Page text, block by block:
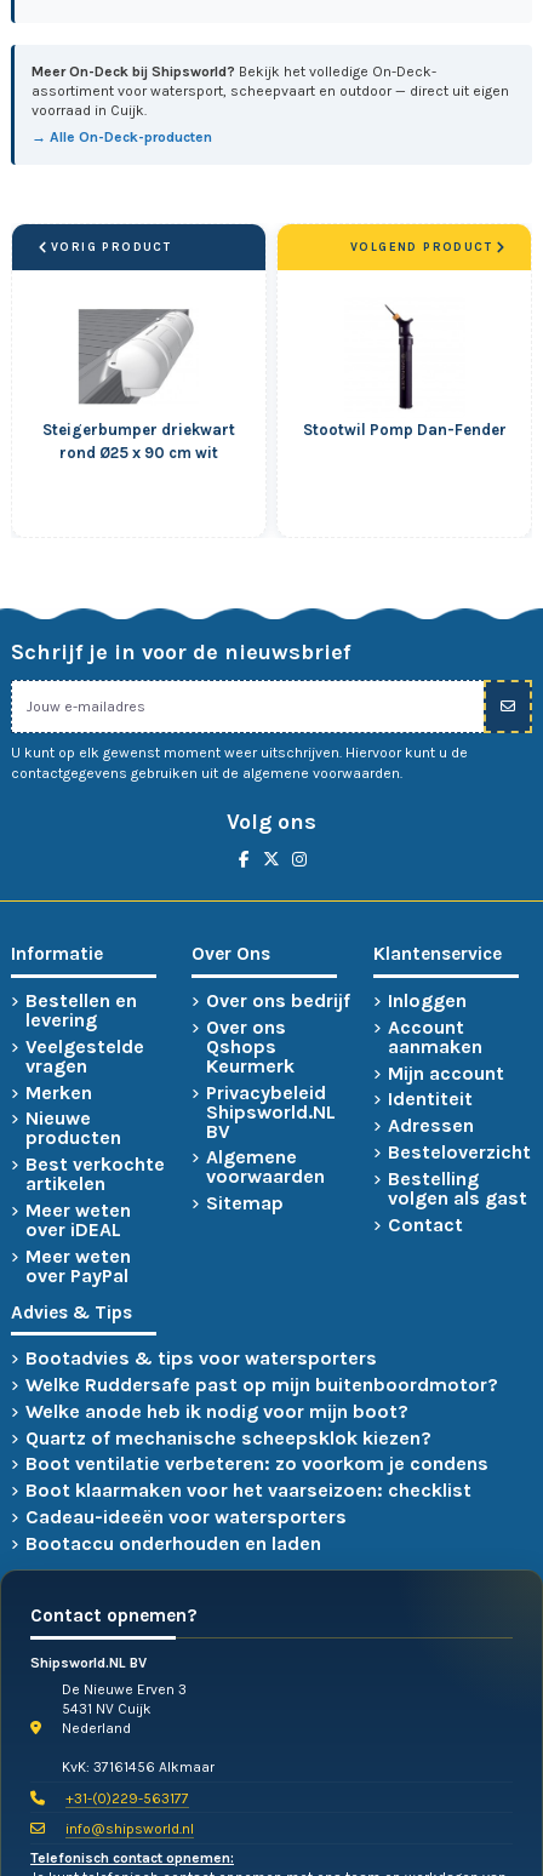
Meer On-Deck bij Shipsworld? Bekijk het volledige On-Deck-
assortiment voor watersport, scheepvaart en outdoor — direct uit eigen
voorraad in Cuijk.
→ Alle On-Deck-producten
VORIG PRODUCT
Steigerbumper driekwart
rond Ø25 x 90 cm wit
Stootwil Pomp Dan-Fender
VOLGEND PRODUCT
Schrijf je in voor de nieuwsbrief
U kunt op elk gewenst moment weer uitschrijven. Hiervoor kunt u de
contactgegevens gebruiken uit de algemene voorwaarden.
Volg ons
Informatie
Bestellen en
levering
Veelgestelde
vragen
Merken
Nieuwe
producten
Best verkochte
artikelen
Meer weten
over iDEAL
Meer weten
over PayPal
Over Ons
Over ons bedrijf
Over ons
Qshops
Keurmerk
Privacybeleid
Shipsworld.NL
BV
Algemene
voorwaarden
Sitemap
Klantenservice
Inloggen
Account
aanmaken
Mijn account
Identiteit
Adressen
Besteloverzicht
Bestelling
volgen als gast
Contact
Advies & Tips
Bootadvies & tips voor watersporters
Welke Ruddersafe past op mijn buitenboordmotor?
Welke anode heb ik nodig voor mijn boot?
Quartz of mechanische scheepsklok kiezen?
Boot ventilatie verbeteren: zo voorkom je condens
Boot klaarmaken voor het vaarseizoen: checklist
Cadeau-ideeën voor watersporters
Bootaccu onderhouden en laden
Contact opnemen?
Shipsworld.NL BV
De Nieuwe Erven 3
5431 NV Cuijk
Nederland
KvK: 37161456 Alkmaar
+31-(0)229-563177
info@shipsworld.nl
Telefonisch contact opnemen: